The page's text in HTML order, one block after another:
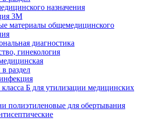
назначения
3М
материалы общемедицинского
диагностика
гинекология
раздел
Б для утилизации медицинских
полиэтиленовые для обертывания